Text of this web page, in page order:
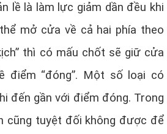
lề là làm lực giảm dần đều khi
mở cửa về cả hai phía theo
thì có mấu chốt sẽ giữ cửa
điểm “đóng”. Một số loại có
đến gần với điểm đóng. Trong
cũng tuyệt đối không được để